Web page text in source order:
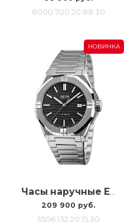
8000.700.20.88.30
НОВИНКА
Часы наручные Epos 3506 3506.132.20.15.30
209 900 руб.
3506.132.20.15.30